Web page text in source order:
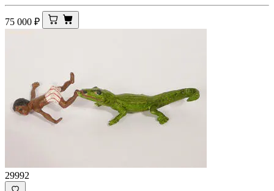
75 000 ₽
29992